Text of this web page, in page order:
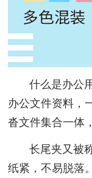
什么是办公用
办公文件资料，
沓文件集合一体
长尾夹又被称
纸紧，不易脱落